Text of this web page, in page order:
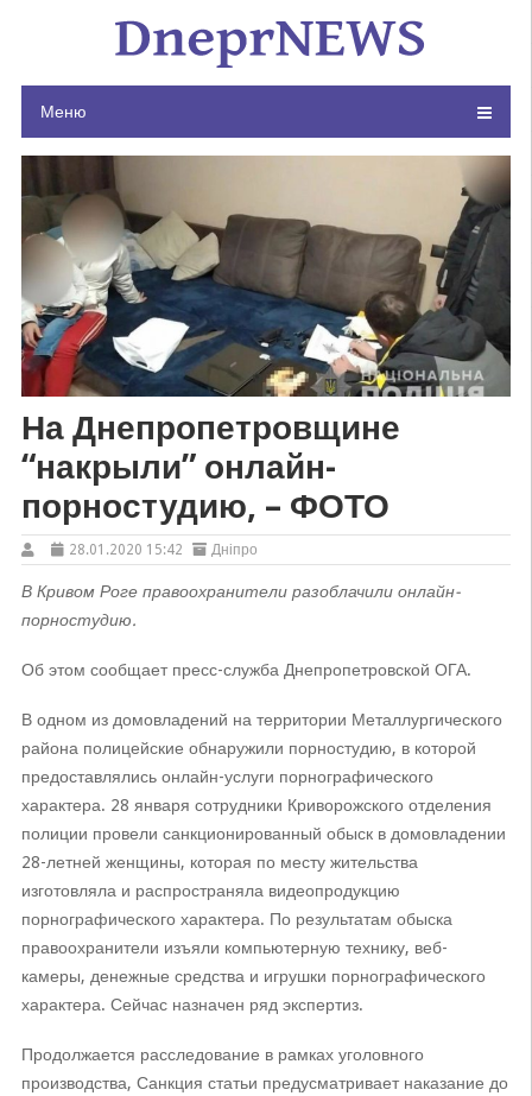
Меню
На Днепропетровщине
“накрыли” онлайн-
порностудию, – ФОТО
28.01.2020 15:42 Дніпро
В Кривом Роге правоохранители разоблачили онлайн-
порностудию.
Об этом сообщает пресс-служба Днепропетровской ОГА.
В одном из домовладений на территории Металлургического
района полицейские обнаружили порностудию, в которой
предоставлялись онлайн-услуги порнографического
характера. 28 января сотрудники Криворожского отделения
полиции провели санкционированный обыск в домовладении
28-летней женщины, которая по месту жительства
изготовляла и распространяла видеопродукцию
порнографического характера. По результатам обыска
правоохранители изъяли компьютерную технику, веб-
камеры, денежные средства и игрушки порнографического
характера. Сейчас назначен ряд экспертиз.
Продолжается расследование в рамках уголовного
производства, Санкция статьи предусматривает наказание до